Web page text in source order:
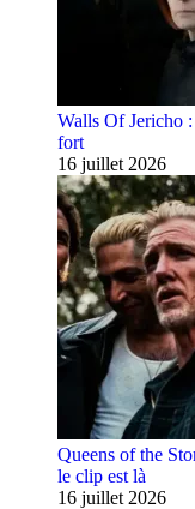
Walls Of Jericho
fort
16 juillet 2026
Queens of the
le clip est là
16 juillet 2026